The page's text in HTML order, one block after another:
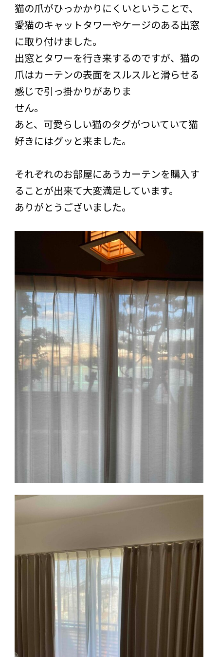
猫の爪がひっかかりにくいということで、
愛猫のキャットタワーやケージのある出窓
に取り付けました。
出窓とタワーを行き来するのですが、猫の
爪はカーテンの表面をスルスルと滑らせる
感じで引っ掛かりがありま
せん。
あと、可愛らしい猫のタグがついていて猫
好きにはグッと来ました。
それぞれのお部屋にあうカーテンを購入す
ることが出来て大変満足しています。
ありがとうございました。